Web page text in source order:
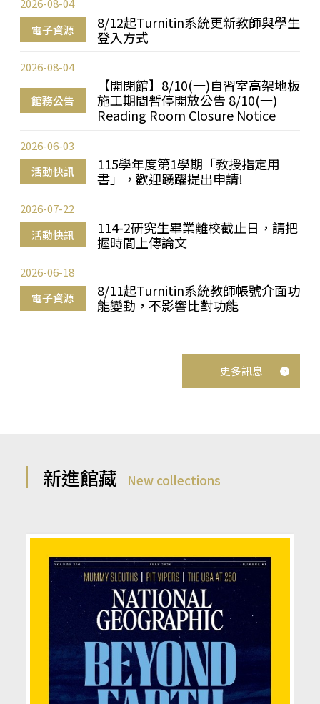
電子資源
8/12起Turnitin系統更新教師與學生
登入方式
2026-08-04
館務公告
【開閉館】8/10(一)自習室高架地板
施工期間暫停開放公告 8/10(一)
Reading Room Closure Notice
2026-08-04
活動快訊
115學年度第1學期「教授指定用
書」，歡迎踴躍提出申請!
2026-06-03
活動快訊
114-2研究生畢業離校截止日，請把
握時間上傳論文
2026-07-22
電子資源
8/11起Turnitin系統教師帳號介面功
能變動，不影響比對功能
2026-06-18
更多訊息
新進館藏 New collections